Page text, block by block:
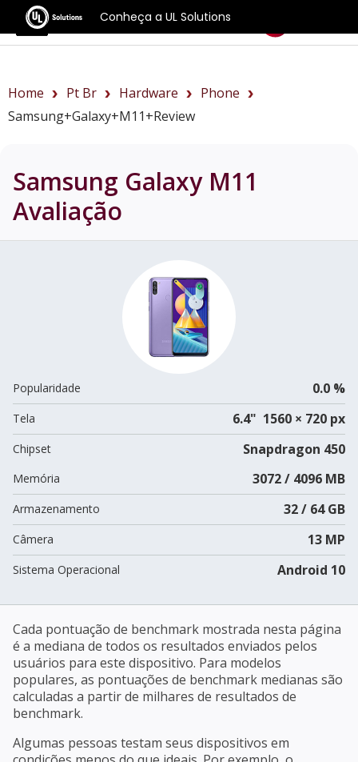
Conheça a UL Solutions
Benchmarks
Home Pt Br Hardware
Phone
Samsung+Galaxy+M11+review
Samsung Galaxy M11
Avaliação
Popularidade 0.0 %
Tela 6.4" 1560 × 720 px
Chipset Snapdragon 450
Memória 3072 / 4096 MB
Armazenamento 32 / 64 GB
Câmera 13 MP
Sistema Operacional Android 10
Cada pontuação de benchmark mostrada nesta página
é a mediana de todos os resultados enviados pelos
usuários para este dispositivo. Para modelos
populares, as pontuações de benchmark medianas são
calculadas a partir de milhares de resultados de
benchmark.
Algumas pessoas testam seus dispositivos em